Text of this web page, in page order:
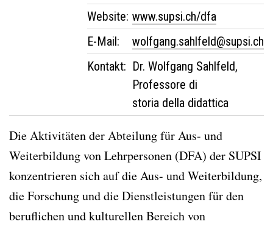
Website: www.supsi.ch/dfa
E-Mail:
wolfgang.sahlfeld@supsi.ch
Kontakt: Dr. Wolfgang Sahlfeld,
Professore di
storia della didattica
Die Aktivitäten der Abteilung für Aus- und
Weiterbildung von Lehrpersonen (DFA) der SUPSI
konzentrieren sich auf die Aus- und Weiterbildung,
die Forschung und die Dienstleistungen für den
beruflichen und kulturellen Bereich von